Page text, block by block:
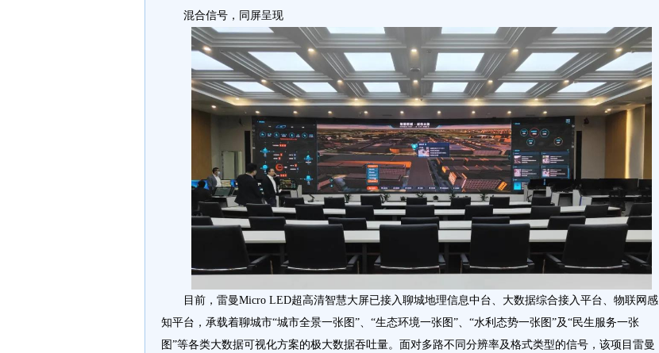
混合信号，同屏呈现
目前，雷曼Micro LED超高清智慧大屏已接入聊城地理信息中台、大数据综合接入平台、物联网感
知平台，承载着聊城市“城市全景一张图”、“生态环境一张图”、“水利态势一张图”及“民生服务一张
图”等各类大数据可视化方案的极大数据吞吐量。面对多路不同分辨率及格式类型的信号，该项目雷曼